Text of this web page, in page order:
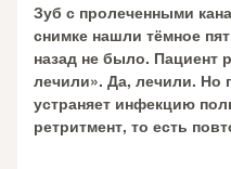
Зуб с пролеченными
снимке нашли тёмное
назад не было. Пациент
лечили». Да, лечили. Но
устраняет инфекцию
ретритмент, то есть